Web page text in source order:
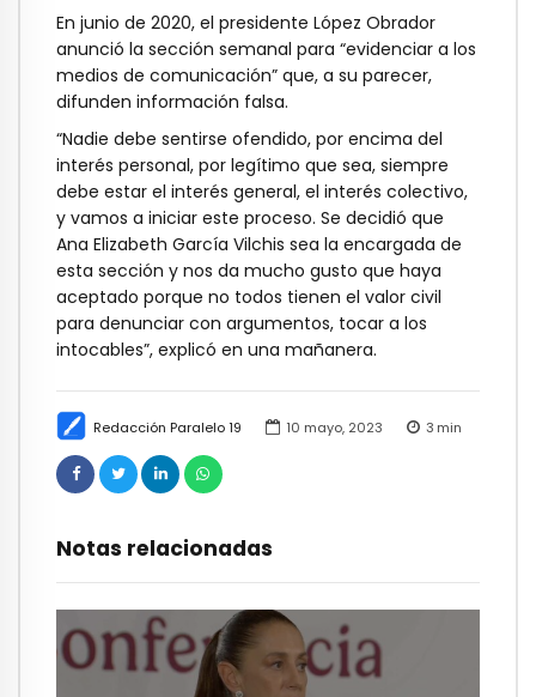
Redacción Paralelo 19 10 mayo, 2023 3 min
Notas relacionadas
En junio de 2020, el presidente López Obrador
anunció la sección semanal para “evidenciar a los
medios de comunicación” que, a su parecer,
difunden información falsa.
“Nadie debe sentirse ofendido, por encima del
interés personal, por legítimo que sea, siempre
debe estar el interés general, el interés colectivo,
y vamos a iniciar este proceso. Se decidió que
Ana Elizabeth García Vilchis sea la encargada de
esta sección y nos da mucho gusto que haya
aceptado porque no todos tienen el valor civil
para denunciar con argumentos, tocar a los
intocables”, explicó en una mañanera.